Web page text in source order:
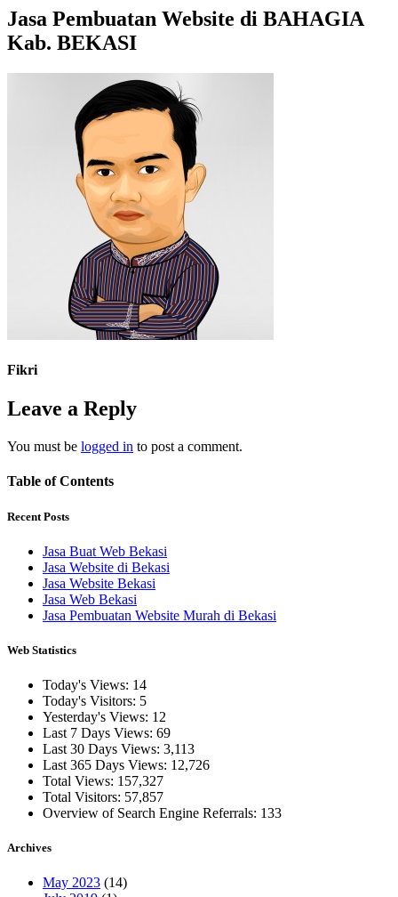
Jasa Pembuatan Website di BAHAGIA
Kab. BEKASI
Fikri
Leave a Reply
You must be logged in to post a comment.
Table of Contents
Recent Posts
Jasa Buat Web Bekasi
Jasa Website di Bekasi
Jasa Website Bekasi
Jasa Web Bekasi
Jasa Pembuatan Website Murah di Bekasi
Web Statistics
Today's Views: 14
Today's Visitors: 5
Yesterday's Views: 12
Last 7 Days Views: 69
Last 30 Days Views: 3,113
Last 365 Days Views: 12,726
Total Views: 157,327
Total Visitors: 57,857
Overview of Search Engine Referrals: 133
Archives
May 2023 (14)